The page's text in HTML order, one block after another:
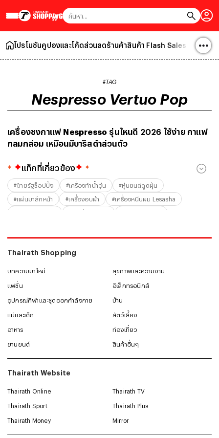
โปรโมชันคูปองและโค้ดส่วนลดร้านค้าสินค้า Flash Sales ! บทควา
#TAG
Nespresso Vertuo Pop
เครื่องชงกาแฟ Nespresso รุ่นไหนดี 2026 ใช้ง่าย กาแฟ
กลมกล่อม เหมือนมีบาริสต้าส่วนตัว
แท็กที่เกี่ยวข้อง
#ไทยรัฐช็อปปิ้ง #เครื่องทำน้ำอุ่น #หุ่นยนต์ดูดฝุ่น
#แผ่นมาส์กหน้า #เครื่องอบผ้า #เครื่องหนีบผม Lesasha
Thairath Shopping
บทความมาใหม่ สุขภาพและความงาม
แฟชั่น อิเล็กทรอนิกส์
อุปกรณ์กีฬาและชุดออกกำลังกาย บ้าน
แม่และเด็ก สัตว์เลี้ยง
อาหาร ท่องเที่ยว
ยานยนต์ สินค้าอื่นๆ
Thairath Website
Thairath Online Thairath TV
Thairath Sport Thairath Plus
Thairath Money Mirror